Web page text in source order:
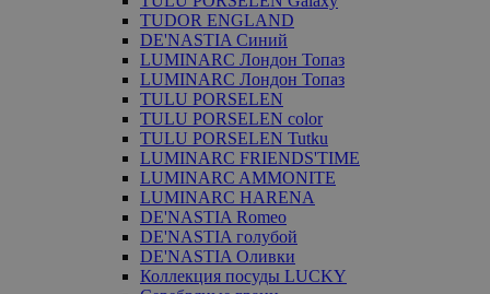
TUDOR ENGLAND
DE'NASTIA Синий
LUMINARC Лондон Топаз
LUMINARC Лондон Топаз
TULU PORSELEN
TULU PORSELEN color
TULU PORSELEN Tutku
LUMINARC FRIENDS'TIME
LUMINARC AMMONITE
LUMINARC HARENA
DE'NASTIA Romeo
DE'NASTIA голубой
DE'NASTIA Оливки
Коллекция посуды LUCKY